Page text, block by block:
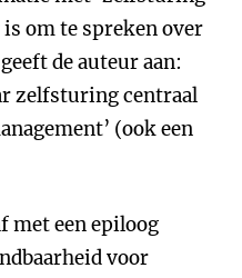
om te spreken over
de auteur aan:
zelfsturing centraal
(ook een
met een epiloog
voor